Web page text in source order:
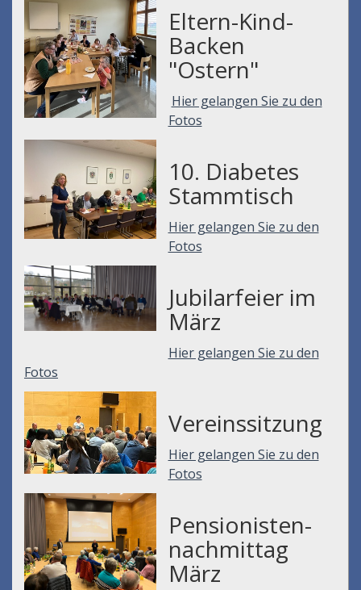
Eltern-Kind-
Backen
"Ostern"
Hier gelangen Sie zu den
Fotos
10. Diabetes
Stammtisch
Hier gelangen Sie zu den
Fotos
Jubilarfeier im
März
Hier gelangen Sie zu den
Fotos
Vereinssitzung
Hier gelangen Sie zu den
Fotos
Pensionisten-
nachmittag
März